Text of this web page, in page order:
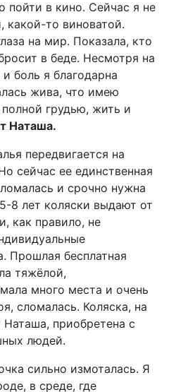
пойти в кино. Сейчас я не
какой-то виноватой.
на мир. Показала, кто
в беде. Несмотря на
боль я благодарна
жива, что имею
грудью, жить и
Наташа.
передвигается на
сейчас ее единственная
и срочно нужна
8 лет коляски выдают от
как правило, не
Прошлая бесплатная
тяжёлой,
много места и очень
сломалась. Коляска, на
Наташа, приобретена с
людей.
сильно измоталась. Я
в среде, где